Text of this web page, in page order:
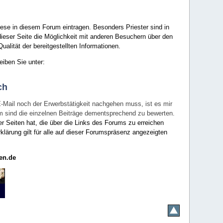
in diesem Forum eintragen. Besonders Priester sind in
Seite die Möglichkeit mit anderen Besuchern über den
der bereitgestellten Informationen.
Sie unter:
noch der Erwerbstätigkeit nachgehen muss, ist es mir
die einzelnen Beiträge dementsprechend zu bewerten.
Seiten hat, die über die Links des Forums zu erreichen
gilt für alle auf dieser Forumspräsenz angezeigten